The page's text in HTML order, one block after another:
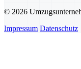
© 2026
Impressum Datenschutz